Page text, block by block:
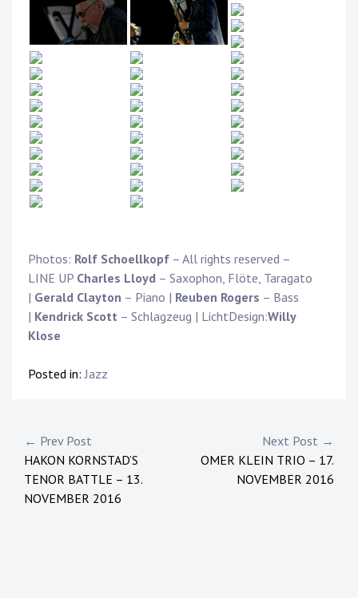
Photos: Rolf Schoellkopf – All rights reserved –
LINE UP Charles Lloyd – Saxophon, Flöte, Taragato
| Gerald Clayton – Piano | Reuben Rogers – Bass
| Kendrick Scott – Schlagzeug | LichtDesign:Willy
Klose
Posted in:Jazz
Post
navigation
← Prev Post
HAKON KORNSTAD’S
TENOR BATTLE – 13.
NOVEMBER 2016
Next Post →
OMER KLEIN TRIO – 17.
NOVEMBER 2016